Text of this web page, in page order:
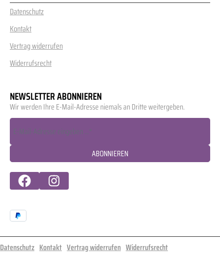
Datenschutz
Kontakt
Vertrag widerrufen
Widerrufsrecht
NEWSLETTER ABONNIEREN
Wir werden Ihre E-Mail-Adresse niemals an Dritte weitergeben.
ABONNIEREN
Datenschutz Kontakt Vertrag widerrufen Widerrufsrecht